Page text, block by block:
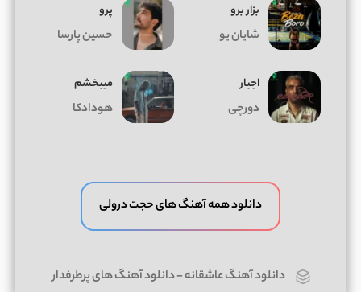
بزار برو
شایان یو
پرو
حسین پارسا
اجبار
دورچی
میبخشم
هودادکا
دانلود همه آهنگ های حجت درولی
دانلود آهنگ عاشقانه-دانلود آهنگ های پرطرفدار